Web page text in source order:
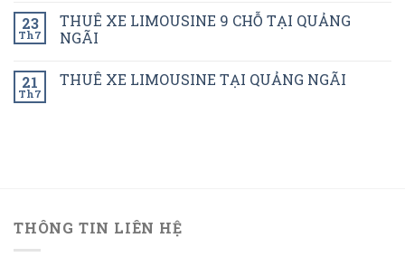
23
Th7
THUÊ XE LIMOUSINE 9 CHỖ TẠI QUẢNG
NGÃI
21
Th7
THUÊ XE LIMOUSINE TẠI QUẢNG NGÃI
THÔNG TIN LIÊN HỆ